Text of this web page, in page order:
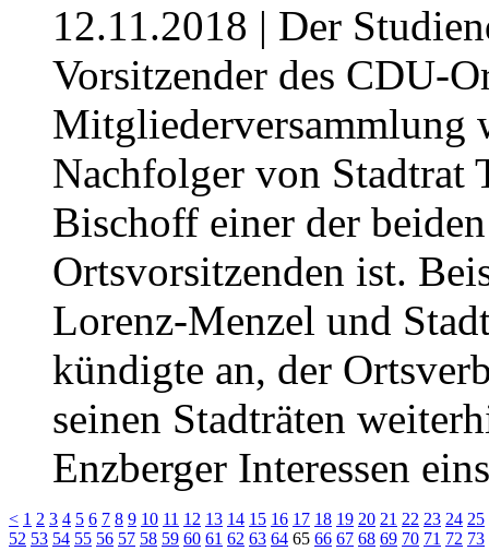
12.11.2018 | Der
Vorsitzender des CDU-
Mitgliederversammlung
Nachfolger von Stadtrat
Bischoff einer der
Ortsvorsitzenden ist.
Lorenz-Menzel und
kündigte an, der
seinen Stadträten
Enzberger Interessen
< 1 2 3 4 5 6 7 8 9 10 11 12 13 14 15 16 17 18 19 20 21 22 23 24 25
52 53 54 55 56 57 58 59 60 61 62 63 64 65 66 67 68 69 70 71 72 73